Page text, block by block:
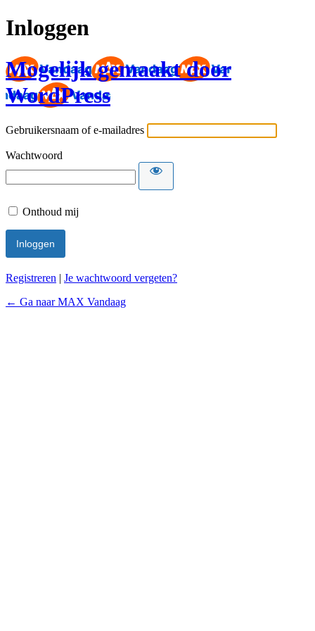
Inloggen
Mogelijk gemaakt door
WordPress
Gebruikersnaam of e-mailadres
Wachtwoord
Onthoud mij
Registreren | Je wachtwoord vergeten?
← Ga naar MAX Vandaag